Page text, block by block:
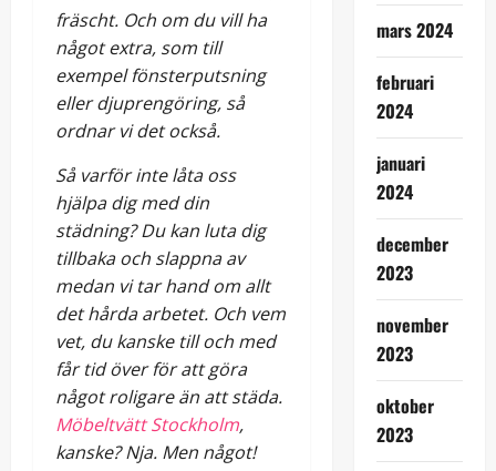
fräscht. Och om du vill ha
något extra, som till
exempel fönsterputsning
eller djuprengöring, så
ordnar vi det också.
Så varför inte låta oss
hjälpa dig med din
städning? Du kan luta dig
tillbaka och slappna av
medan vi tar hand om allt
det hårda arbetet. Och vem
vet, du kanske till och med
får tid över för att göra
något roligare än att städa.
Möbeltvätt Stockholm,
kanske? Nja. Men något!
mars 2024
februari
2024
januari
2024
december
2023
november
2023
oktober
2023